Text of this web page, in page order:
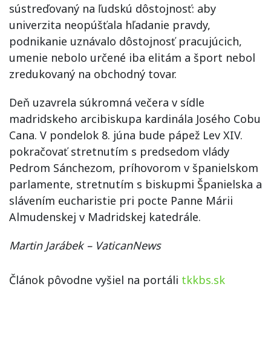
sústreďovaný na ľudskú dôstojnosť: aby
univerzita neopúšťala hľadanie pravdy,
podnikanie uznávalo dôstojnosť pracujúcich,
umenie nebolo určené iba elitám a šport nebol
zredukovaný na obchodný tovar.
Deň uzavrela súkromná večera v sídle
madridskeho arcibiskupa kardinála Josého Cobu
Cana. V pondelok 8. júna bude pápež Lev XIV.
pokračovať stretnutím s predsedom vlády
Pedrom Sánchezom, príhovorom v španielskom
parlamente, stretnutím s biskupmi Španielska a
slávením eucharistie pri pocte Panne Márii
Almudenskej v Madridskej katedrále.
Martin Jarábek – VaticanNews
Článok pôvodne vyšiel na portáli tkkbs.sk